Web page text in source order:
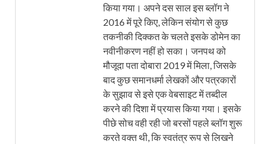
किया गया। अपने दस साल इस ब्लॉग ने
2016 में पूरे किए, लेकिन संयोग से कुछ
तकनीकी दिक्कत के चलते इसके डोमेन का
नवीनीकरण नहीं हो सका। जनपथ को
मौजूदा पता दोबारा 2019 में मिला, जिसके
बाद कुछ समानधर्मा लेखकों और पत्रकारों
के सुझाव से इसे एक वेबसाइट में तब्दील
करने की दिशा में प्रयास किया गया। इसके
पीछे सोच वही रही जो बरसों पहले ब्लॉग शुरू
करते वक्त थी, कि स्वतंत्र रूप से लिखने